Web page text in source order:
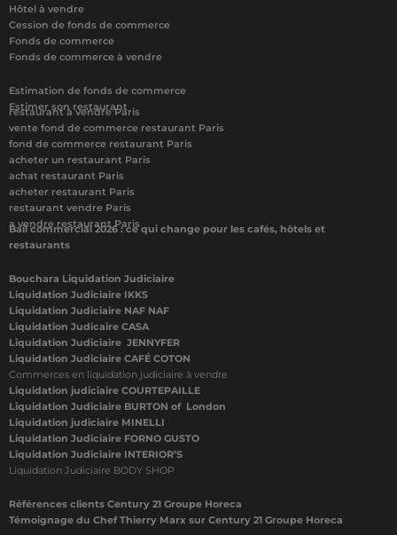
Hôtel à vendre
Cession de fonds de commerce
Fonds de commerce
Fonds de commerce à vendre
Estimation de fonds de commerce
Estimer son restaurant
restaurant à vendre Paris
vente fond de commerce restaurant Paris
fond de commerce restaurant Paris
acheter un restaurant Paris
achat restaurant Paris
acheter restaurant Paris
restaurant vendre Paris
a vendre restaurant Paris
Bail commercial 2026 : ce qui change pour les cafés, hôtels et
restaurants
Bouchara Liquidation Judiciaire
Liquidation Judiciaire IKKS
Liquidation Judiciaire NAF NAF
Liquidation Judicaire CASA
Liquidation Judiciaire JENNYFER
Liquidation Judiciaire CAFÉ COTON
Commerces en liquidation judiciaire à vendre
Liquidation judiciaire COURTEPAILLE
Liquidation Judiciaire BURTON of London
Liquidation judiciaire MINELLI
Liquidation Judiciaire FORNO GUSTO
Liquidation Judiciaire INTERIOR’S
Liquidation Judiciaire BODY SHOP
Références clients Century 21 Groupe Horeca
Témoignage du Chef Thierry Marx sur Century 21 Groupe Horeca